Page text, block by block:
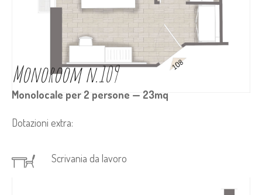
Monoroom n.109
Monolocale per 2 persone — 23mq
Dotazioni extra:
Scrivania da lavoro